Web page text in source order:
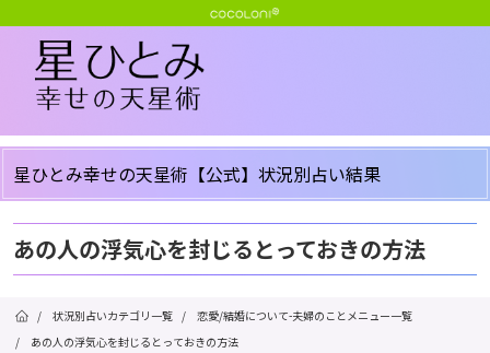
星ひとみ幸せの天星術【公式】状況別占い結果
あの人の浮気心を封じるとっておきの方法
/ 状況別占いカテゴリ一覧 /
恋愛/結婚について-夫婦のことメニュー一覧
/
あの人の浮気心を封じるとっておきの方法